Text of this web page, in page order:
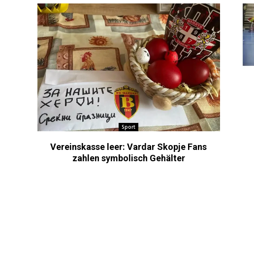
Sport
Vereinskasse leer: Vardar Skopje Fans
zahlen symbolisch Gehälter